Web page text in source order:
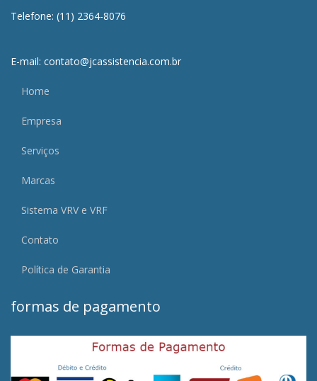
Telefone: (11) 2364-8076
E-mail: contato@jcassistencia.com.br
Home
Empresa
Serviços
Marcas
Sistema VRV e VRF
Contato
Política de Garantia
formas de pagamento